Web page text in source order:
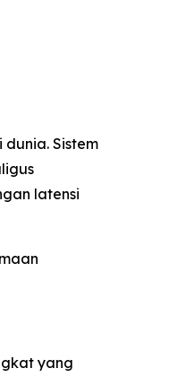
Sistem
latensi
yang